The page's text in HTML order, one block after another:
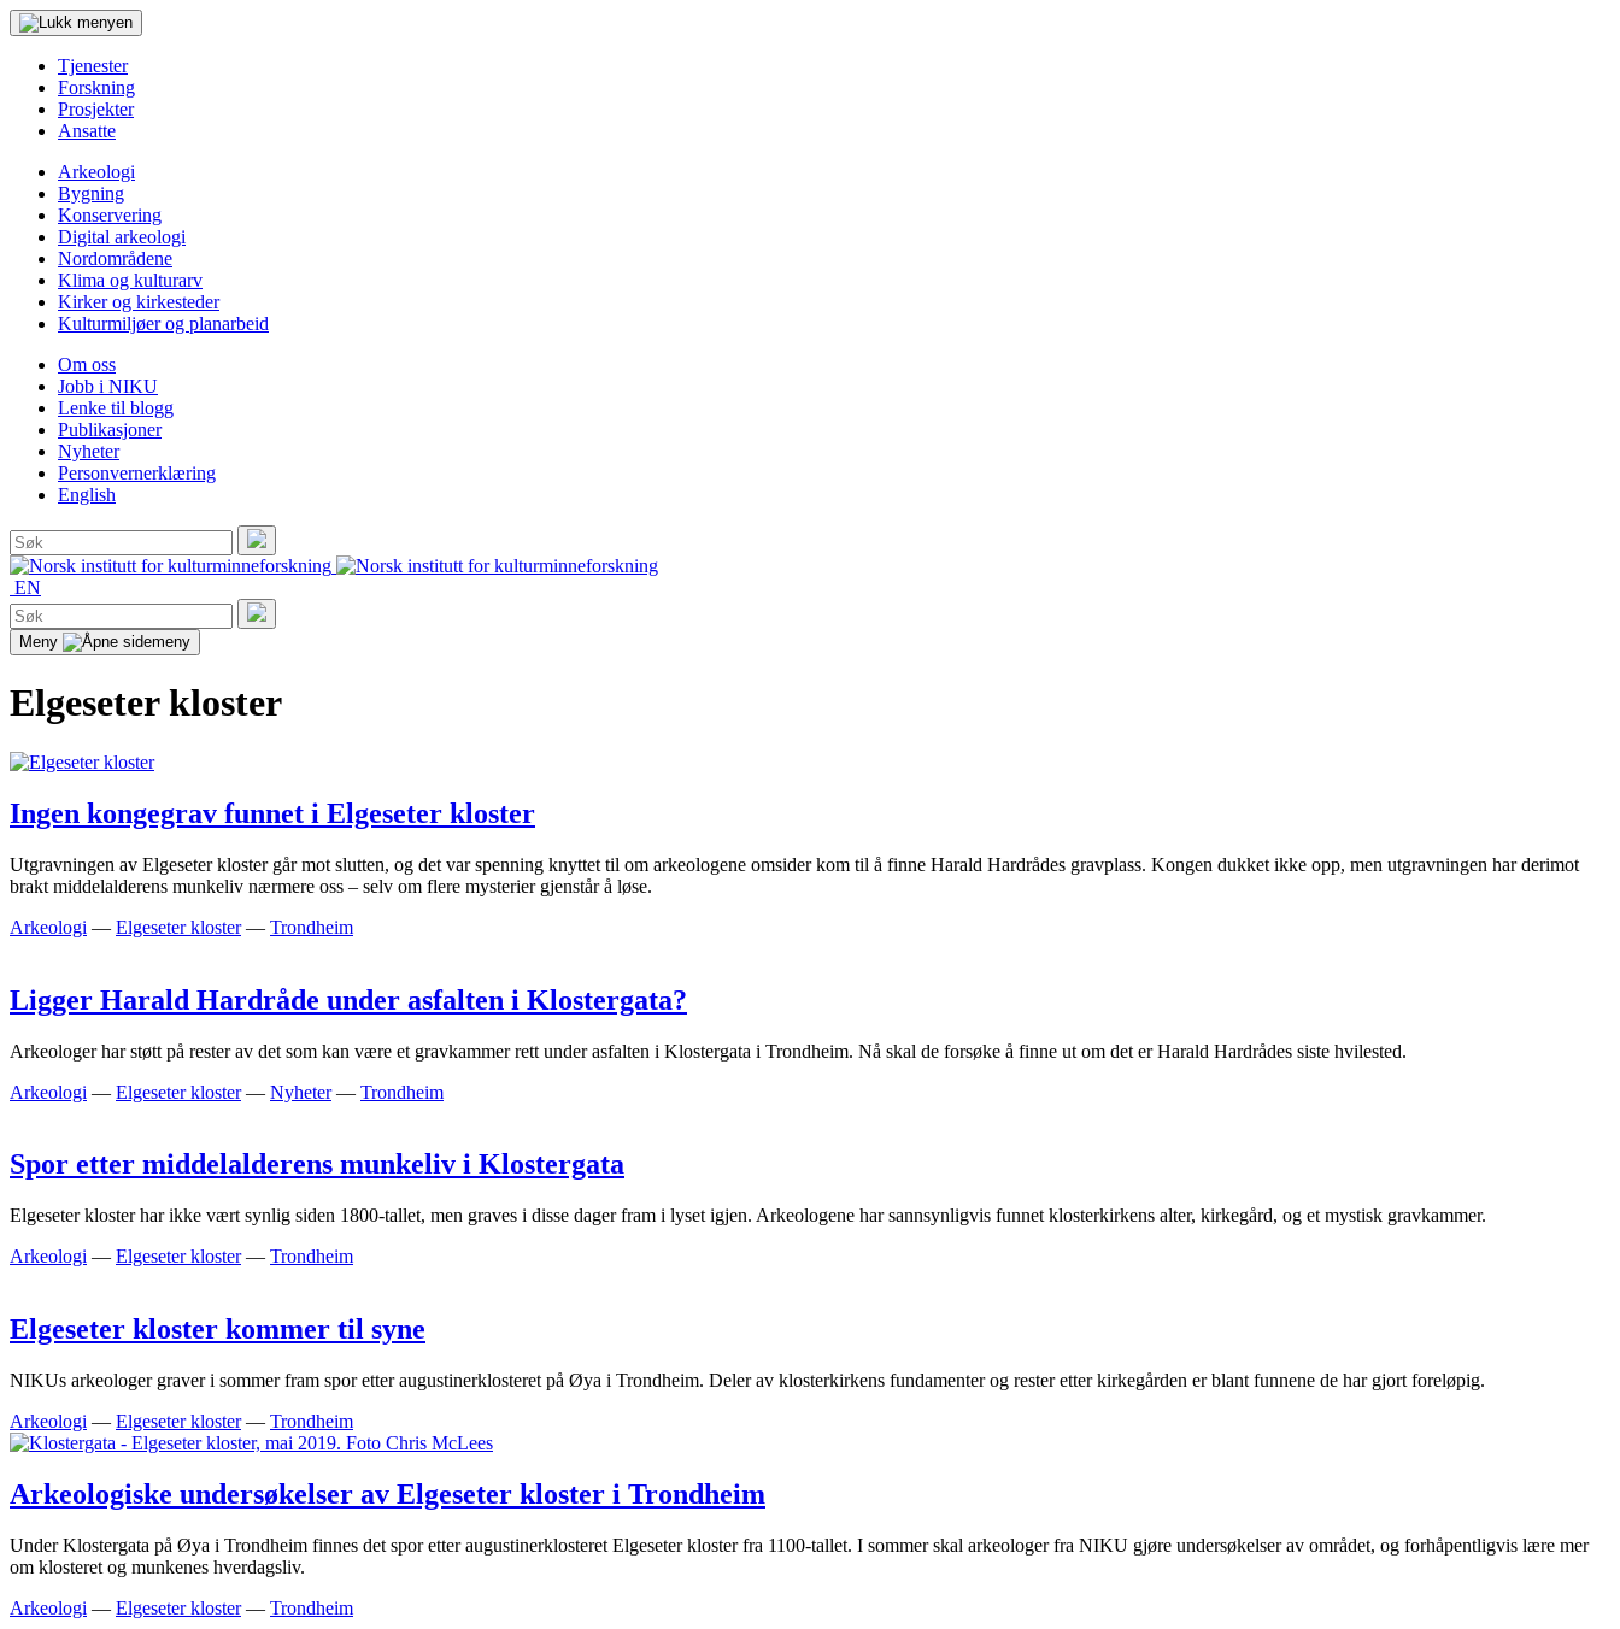
Tjenester
Forskning
Prosjekter
Ansatte
Arkeologi
Bygning
Konservering
Digital arkeologi
Nordområdene
Klima og kulturarv
Kirker og kirkesteder
Kulturmiljøer og planarbeid
Om oss
Jobb i NIKU
Lenke til blogg
Publikasjoner
Nyheter
Personvernerklæring
English
Søk
etter:
Søk
EN
Søk
etter:
Søk
Meny
Elgeseter kloster
Ingen kongegrav funnet i Elgeseter kloster
Utgravningen av Elgeseter kloster går mot slutten, og det var spenning knyttet til om arkeologene omsider kom til å finne Harald Hardrådes gravplass. Kongen dukket ikke opp, men utgravningen har derimot
brakt middelalderens munkeliv nærmere oss – selv om flere mysterier gjenstår å løse.
Arkeologi — Elgeseter kloster — Trondheim
Ligger Harald Hardråde under asfalten i Klostergata?
Arkeologer har støtt på rester av det som kan være et gravkammer rett under asfalten i Klostergata i Trondheim. Nå skal de forsøke å finne ut om det er Harald Hardrådes siste hvilested.
Arkeologi — Elgeseter kloster — Nyheter — Trondheim
Spor etter middelalderens munkeliv i Klostergata
Elgeseter kloster har ikke vært synlig siden 1800-tallet, men graves i disse dager fram i lyset igjen. Arkeologene har sannsynligvis funnet klosterkirkens alter, kirkegård, og et mystisk gravkammer.
Arkeologi — Elgeseter kloster — Trondheim
Elgeseter kloster kommer til syne
NIKUs arkeologer graver i sommer fram spor etter augustinerklosteret på Øya i Trondheim. Deler av klosterkirkens fundamenter og rester etter kirkegården er blant funnene de har gjort foreløpig.
Arkeologi — Elgeseter kloster — Trondheim
Arkeologiske undersøkelser av Elgeseter kloster i Trondheim
Under Klostergata på Øya i Trondheim finnes det spor etter augustinerklosteret Elgeseter kloster fra 1100-tallet. I sommer skal arkeologer fra NIKU gjøre undersøkelser av området, og forhåpentligvis lære mer
om klosteret og munkenes hverdagsliv.
Arkeologi — Elgeseter kloster — Trondheim